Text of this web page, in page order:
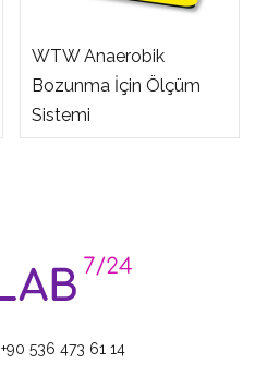
WTW Anaerobik
Bozunma İçin Ölçüm
Sistemi
+90 536 473 61 14